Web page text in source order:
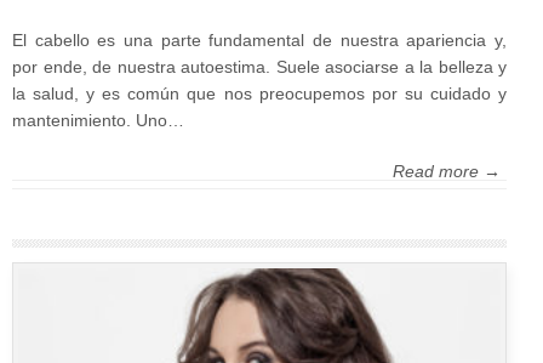
El cabello es una parte fundamental de nuestra apariencia y,
por ende, de nuestra autoestima. Suele asociarse a la belleza y
la salud, y es común que nos preocupemos por su cuidado y
mantenimiento. Uno…
Read more →